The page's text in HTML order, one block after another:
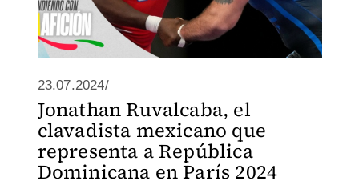
23.07.2024/
Jonathan Ruvalcaba, el
clavadista mexicano que
representa a República
Dominicana en París 2024